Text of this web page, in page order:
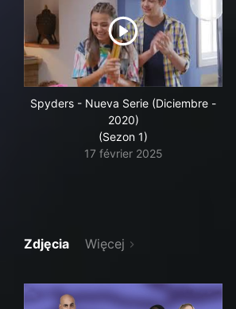
Spyders - Nueva Serie (Diciembre -
2020)
(Sezon 1)
17 février 2025
Zdjęcia Więcej